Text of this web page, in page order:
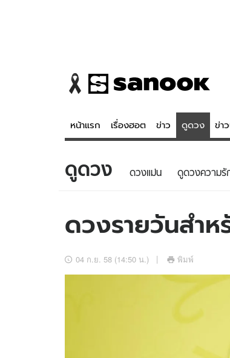
หน้าแรก เรื่องฮอต ข่าว ดูดวง ข่า
ข่าว
ข่าวบันเทิง
ส
ดูดวง ดวงแม่น ดูดวงความรั
ดวงรายวันสำ
04 ก.ย. 58 (14:50 น.) พิมพ์